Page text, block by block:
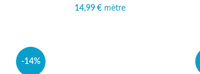
14,99 €mètre
-14%